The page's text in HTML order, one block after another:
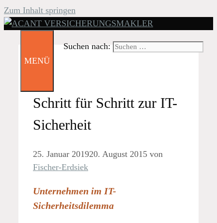
Zum Inhalt springen
Suchen nach:
MENÜ
Schritt für Schritt zur IT-
Sicherheit
25. Januar 201920. August 2015 von
Fischer-Erdsiek
Unternehmen im IT-
Sicherheitsdilemma